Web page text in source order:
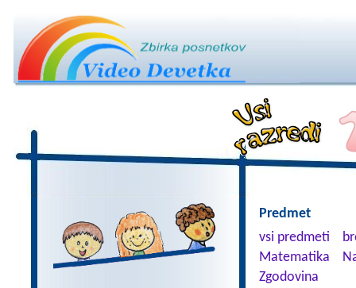
Predmet
vsi predmeti
Matematika
Zgodovina